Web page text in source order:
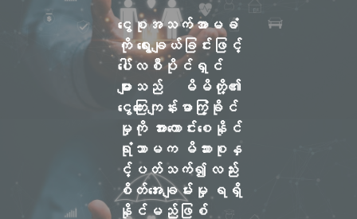
ငွေစုအသက်အာမခံ
ကို ရွေးချယ်ခြင်းဖြင့်
ပေါ်လစီပိုင်ရှင်
များသည် မိမိတို့၏
ငွေကြေးကျန်းမာကြံ့ခိုင်
မှုကို အားကောင်းစေနိုင်
ရုံသာမက မိသားစုနှ
င့်ပတ်သက်၍လည်း
စိတ်အေးချမ်းမှု ရရှိ
နိုင်မည်ဖြစ်